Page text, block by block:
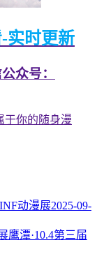
实时更新
众号：
于你的随身漫
动漫展2025-09-
鹰潭·10.4第三届